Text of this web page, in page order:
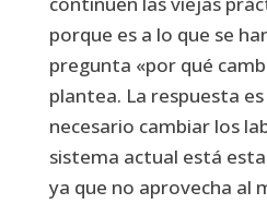
porque es a lo que se
pregunta «por qué
plantea. La respuesta es
necesario cambiar los
sistema actual está
ya que no aprovecha al